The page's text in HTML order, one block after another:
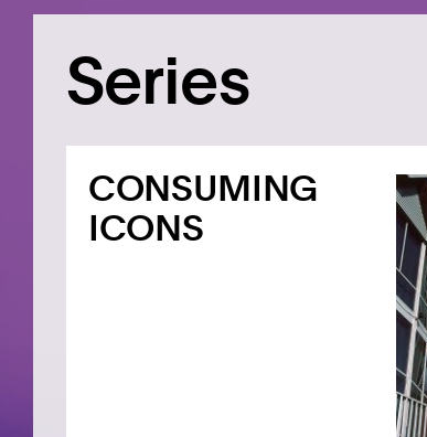
Series
CONSUMING
ICONS